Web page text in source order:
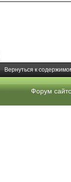
Вернуться к
Форум